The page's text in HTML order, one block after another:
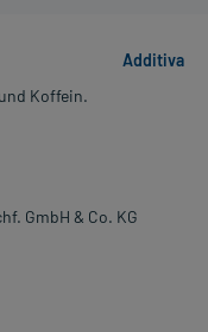
Additiva
Koffein.
GmbH & Co. KG